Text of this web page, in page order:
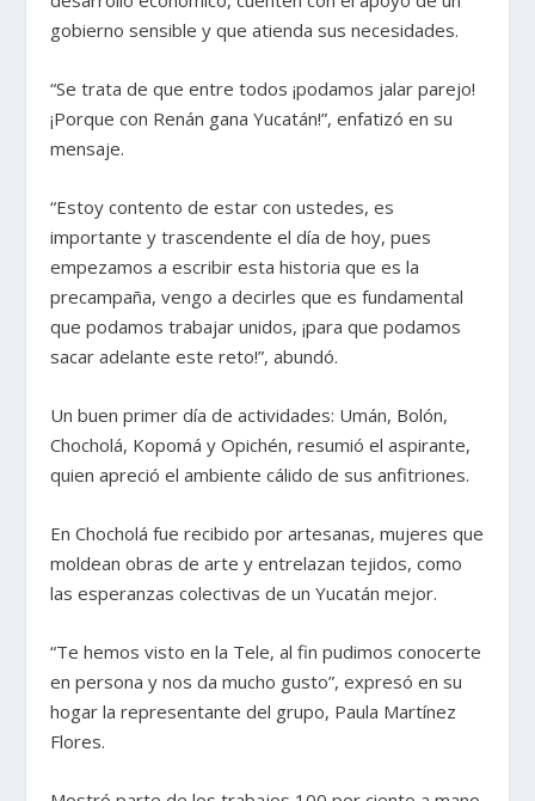
gobierno sensible y que atienda sus necesidades.
“Se trata de que entre todos ¡podamos jalar parejo!
¡Porque con Renán gana Yucatán!”, enfatizó en su
mensaje.
“Estoy contento de estar con ustedes, es
importante y trascendente el día de hoy, pues
empezamos a escribir esta historia que es la
precampaña, vengo a decirles que es fundamental
que podamos trabajar unidos, ¡para que podamos
sacar adelante este reto!”, abundó.
Un buen primer día de actividades: Umán, Bolón,
Chocholá, Kopomá y Opichén, resumió el aspirante,
quien apreció el ambiente cálido de sus anfitriones.
En Chocholá fue recibido por artesanas, mujeres que
moldean obras de arte y entrelazan tejidos, como
las esperanzas colectivas de un Yucatán mejor.
“Te hemos visto en la Tele, al fin pudimos conocerte
en persona y nos da mucho gusto”, expresó en su
hogar la representante del grupo, Paula Martínez
Flores.